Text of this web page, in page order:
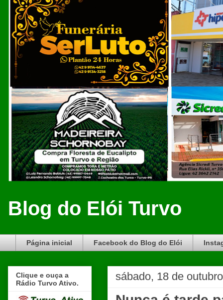
Blog do Elói Turvo
Página inicial Facebook do Blog do Elói
sábado, 18 de
Clique e ouça a
Rádio Turvo Ativo.